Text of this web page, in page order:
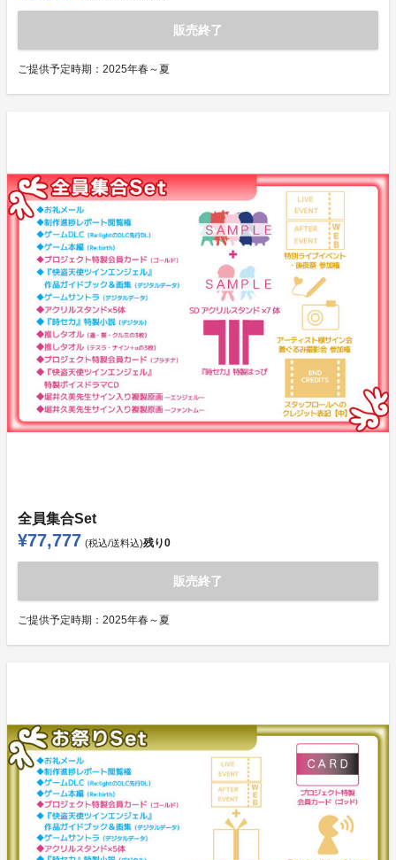
販売終了
ご提供予定時期： 2025年春～夏
全員集合Set
¥77,777 (税込/送料込)残り0
販売終了
ご提供予定時期： 2025年春～夏